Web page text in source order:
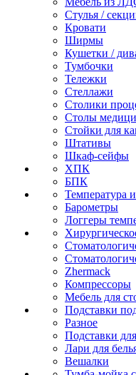
Стулья /
Кровати
Ширмы
Кушетки /
Тумбочки
Тележки
Стеллажи
Столики
Столы
Стойки для
Штативы
Шкаф-сейфы
ХПК
БПК
Температура
Барометры
Логгеры
Zhermack
Компрессоры
Мебель для
Подставки
Разное
Подставки
Лари для
Вешалки